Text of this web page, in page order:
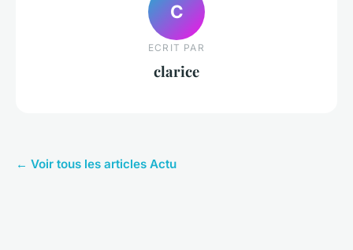
C
ECRIT PAR
clarice
← Voir tous les articles Actu